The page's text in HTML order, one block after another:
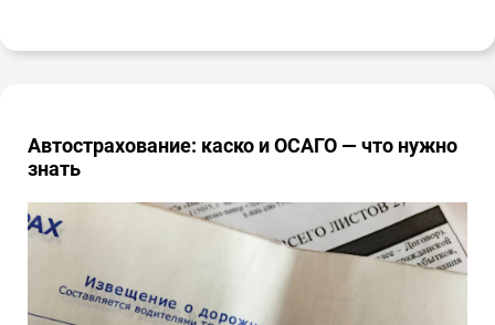
Автострахование: каско и ОСАГО — что нужно
знать